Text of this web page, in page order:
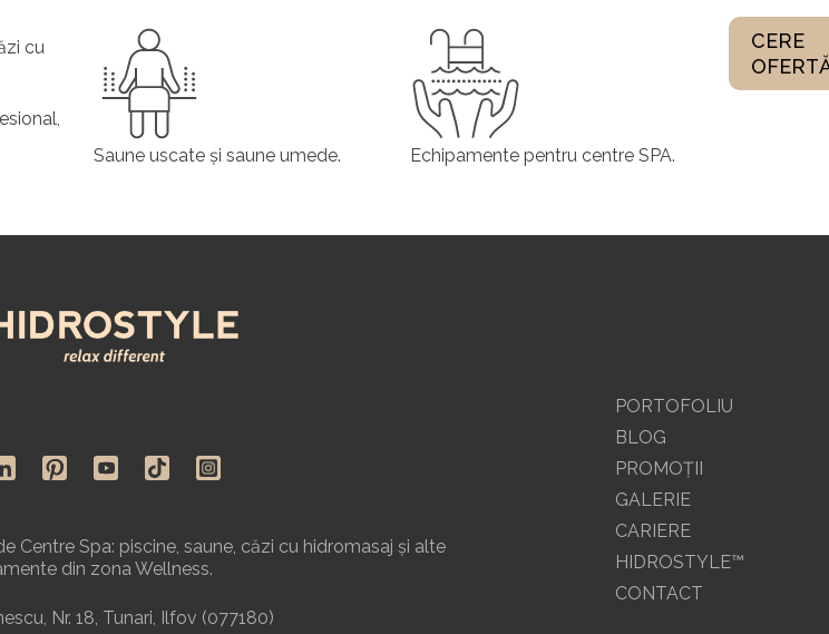
cu
Saune uscate și saune umede. Echipamente pentru centre SPA.
CERE
Centre Spa: piscine, saune, căzi cu hidromasaj și alte
din zona Wellness.
Nr. 18, Tunari, Ilfov (077180)
PORTOFOLIU
BLOG
PROMOŢII
GALERIE
CARIERE
HIDROSTYLE™
CONTACT